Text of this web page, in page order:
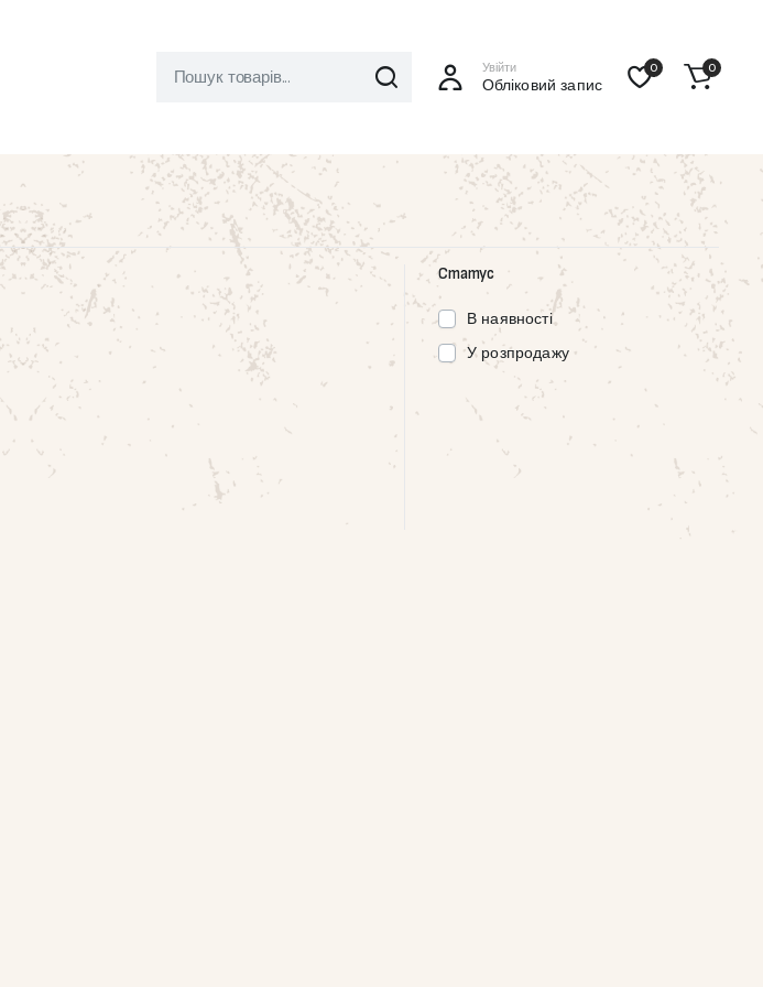
Увійти
Обліковий запис
0 0
Статус
В наявності
У розпродажу